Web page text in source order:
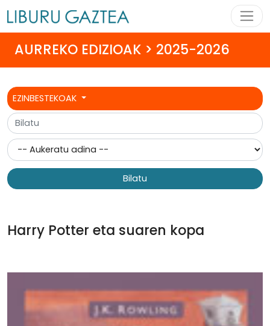
AURREKO EDIZIOAK > 2025-2026
EZINBESTEKOAK
Bilatu
Harry Potter eta suaren kopa